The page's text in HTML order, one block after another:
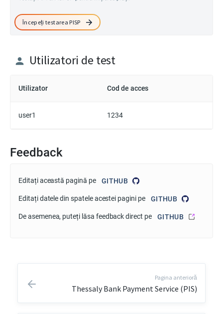
Începeți testarea PISP
Utilizatori de test
Utilizator Cod de acces
user1 1234
Feedback
Editați această pagină pe GITHUB
Editați datele din spatele acestei pagini pe GITHUB
De asemenea, puteți lăsa feedback direct pe GITHUB
Pagina anterioră
Thessaly Bank Payment Service (PIS)